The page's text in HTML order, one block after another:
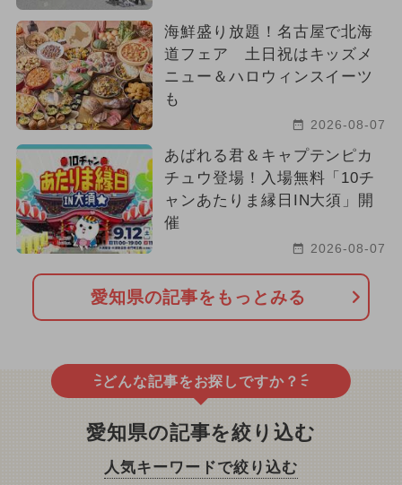
海鮮盛り放題！名古屋で北海
道フェア 土日祝はキッズメ
ニュー＆ハロウィンスイーツ
も
2026-08-07
あばれる君＆キャプテンピカ
チュウ登場！入場無料「10チ
ャンあたりま縁日IN大須」開
催
2026-08-07
愛知県の記事をもっとみる
どんな記事をお探しですか？
愛知県の記事を絞り込む
人気キーワードで絞り込む